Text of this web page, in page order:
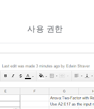
사용 권한